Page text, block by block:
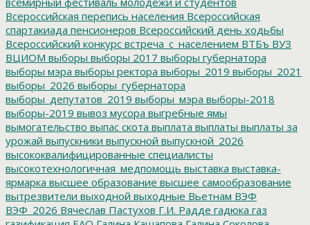
Всероссийская перепись населения Всероссийская
спартакиада пенсионеров Всероссийский день ходьбы
Всероссийский конкурс встреча_с_населением ВТБъ ВУЗ
ВЦИОМ выборы выборы 2017 выборы губернатора
выборы мэра выборы ректора выборы_2019 выборы_2021
выборы_2026 выборы_губернатора
выборы_депутатов_2019 выборы_мэра выборы-2018
выборы-2019 вывоз мусора выгребные ямы
вымогательство выпас скота выплата выплаты выплаты за
урожай выпускники выпускной выпускной_2026
высококвалифицированные специалисты
высокотехнологичная_медпомощь выставка выставка-
ярмарка высшее образование высшее самообразование
вытрезвители выходной выходные Вьетнам ВЭФ
ВЭФ_2026 Вячеслав Пастухов Г.И. Радде гадюка газ